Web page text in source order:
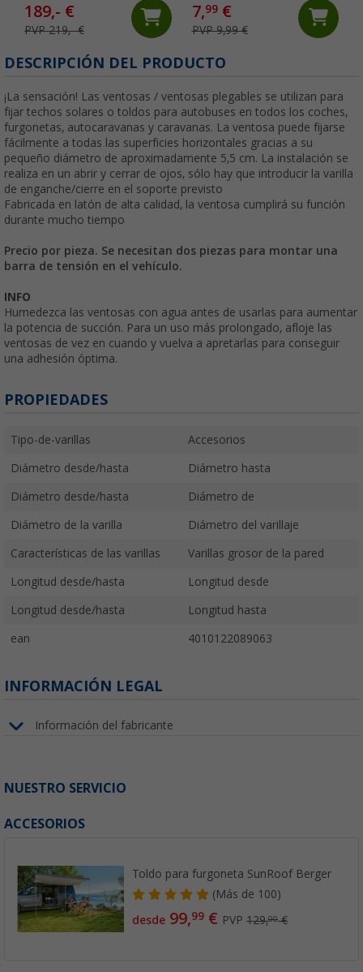
189,- €
PVP 219,- €
7,99€
PVP 9,99 €
DESCRIPCIÓN DEL PRODUCTO
¡La sensación! Las ventosas / ventosas plegables se utilizan para
fijar techos solares o toldos para autobuses en todos los coches,
furgonetas, autocaravanas y caravanas. La ventosa puede fijarse
fácilmente a todas las superficies horizontales gracias a su
pequeño diámetro de aproximadamente 5,5 cm. La instalación se
realiza en un abrir y cerrar de ojos, sólo hay que introducir la varilla
de enganche/cierre en el soporte previsto
Fabricada en latón de alta calidad, la ventosa cumplirá su función
durante mucho tiempo
Precio por pieza. Se necesitan dos piezas para montar una
barra de tensión en el vehículo.
INFO
Humedezca las ventosas con agua antes de usarlas para aumentar
la potencia de succión. Para un uso más prolongado, afloje las
ventosas de vez en cuando y vuelva a apretarlas para conseguir
una adhesión óptima.
PROPIEDADES
Tipo-de-varillas Accesorios
Diámetro desde/hasta Diámetro hasta
Diámetro desde/hasta Diámetro de
Diámetro de la varilla Diámetro del varillaje
Características de las varillas Varillas grosor de la pared
Longitud desde/hasta Longitud desde
Longitud desde/hasta Longitud hasta
ean 4010122089063
INFORMACIÓN LEGAL
Información del fabricante
NUESTRO SERVICIO
ACCESORIOS
Toldo para furgoneta SunRoof Berger
(Más de 100)
desde 99,99 € PVP129,00€